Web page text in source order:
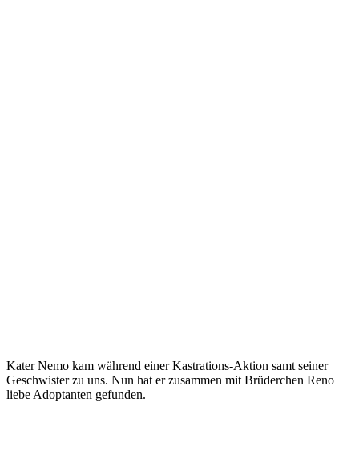
Kater Nemo kam während einer Kastrations-Aktion samt seiner
Geschwister zu uns. Nun hat er zusammen mit Brüderchen Reno
liebe Adoptanten gefunden.